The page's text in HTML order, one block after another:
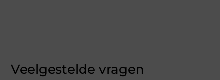
Veelgestelde vragen